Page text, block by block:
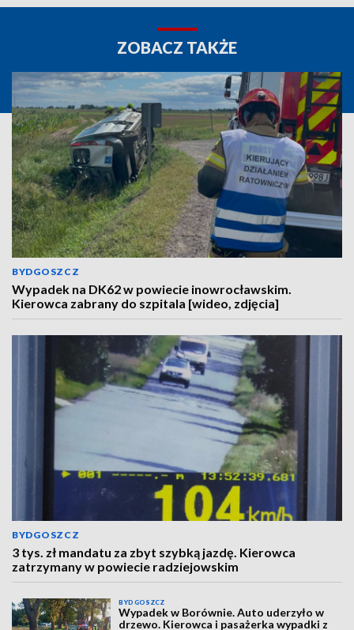
ZOBACZ TAKŻE
BYDGOSZCZ
Wypadek na DK62 w powiecie inowrocławskim.
Kierowca zabrany do szpitala [wideo, zdjęcia]
BYDGOSZCZ
3 tys. zł mandatu za zbyt szybką jazdę. Kierowca
zatrzymany w powiecie radziejowskim
BYDGOSZCZ
Wypadek w Borównie. Auto uderzyło w
drzewo. Kierowca i pasażerka wypadki z